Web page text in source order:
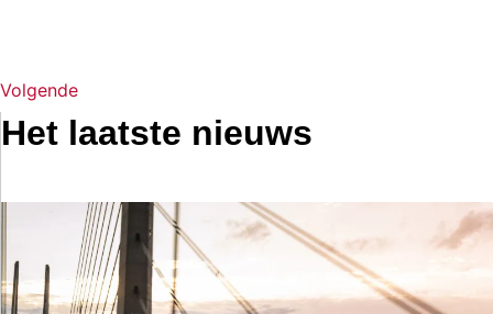
Volgende
Het laatste nieuws